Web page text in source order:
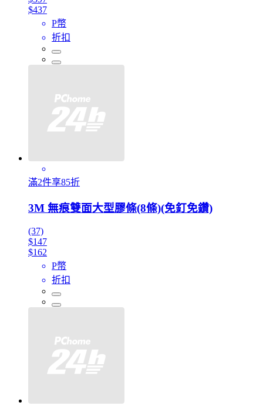
$437
P幣
折扣
滿2件享85折
3M 無痕雙面大型膠條(8條)(免釘免鑽)
(37)
$147
$162
P幣
折扣